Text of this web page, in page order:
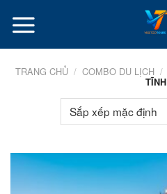
TRANG CHỦ / COMBO DU LỊCH /
TĨNH